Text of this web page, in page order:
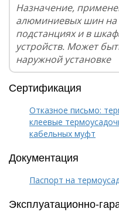
Назначение,
алюминиевых шин на
подстанциях и в
устройств. Может
наружной установке
Сертификация
Отказное письмо:
клеевые
кабельных муфт
Документация
Паспорт на
Эксплуатационно-